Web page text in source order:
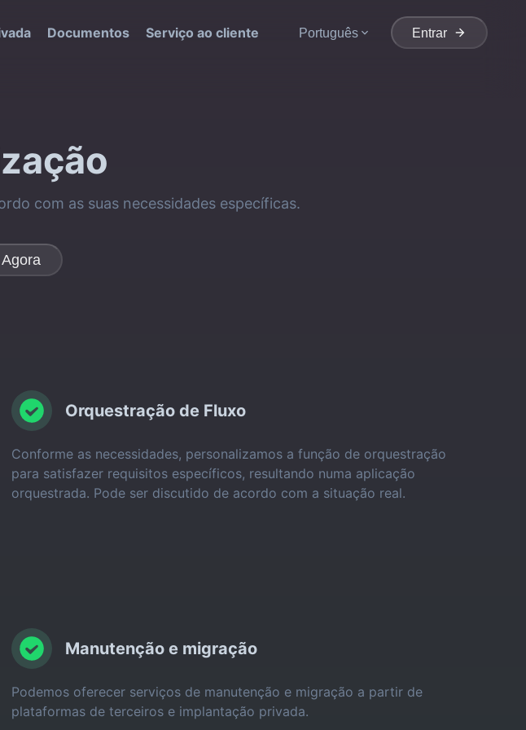
Documentos Serviço ao cliente Português Entrar
com as suas necessidades específicas.
Orquestração de Fluxo
Conforme as necessidades, personalizamos a função de orquestração
para satisfazer requisitos específicos, resultando numa aplicação
orquestrada. Pode ser discutido de acordo com a situação real.
Manutenção e migração
Podemos oferecer serviços de manutenção e migração a partir de
plataformas de terceiros e implantação privada.